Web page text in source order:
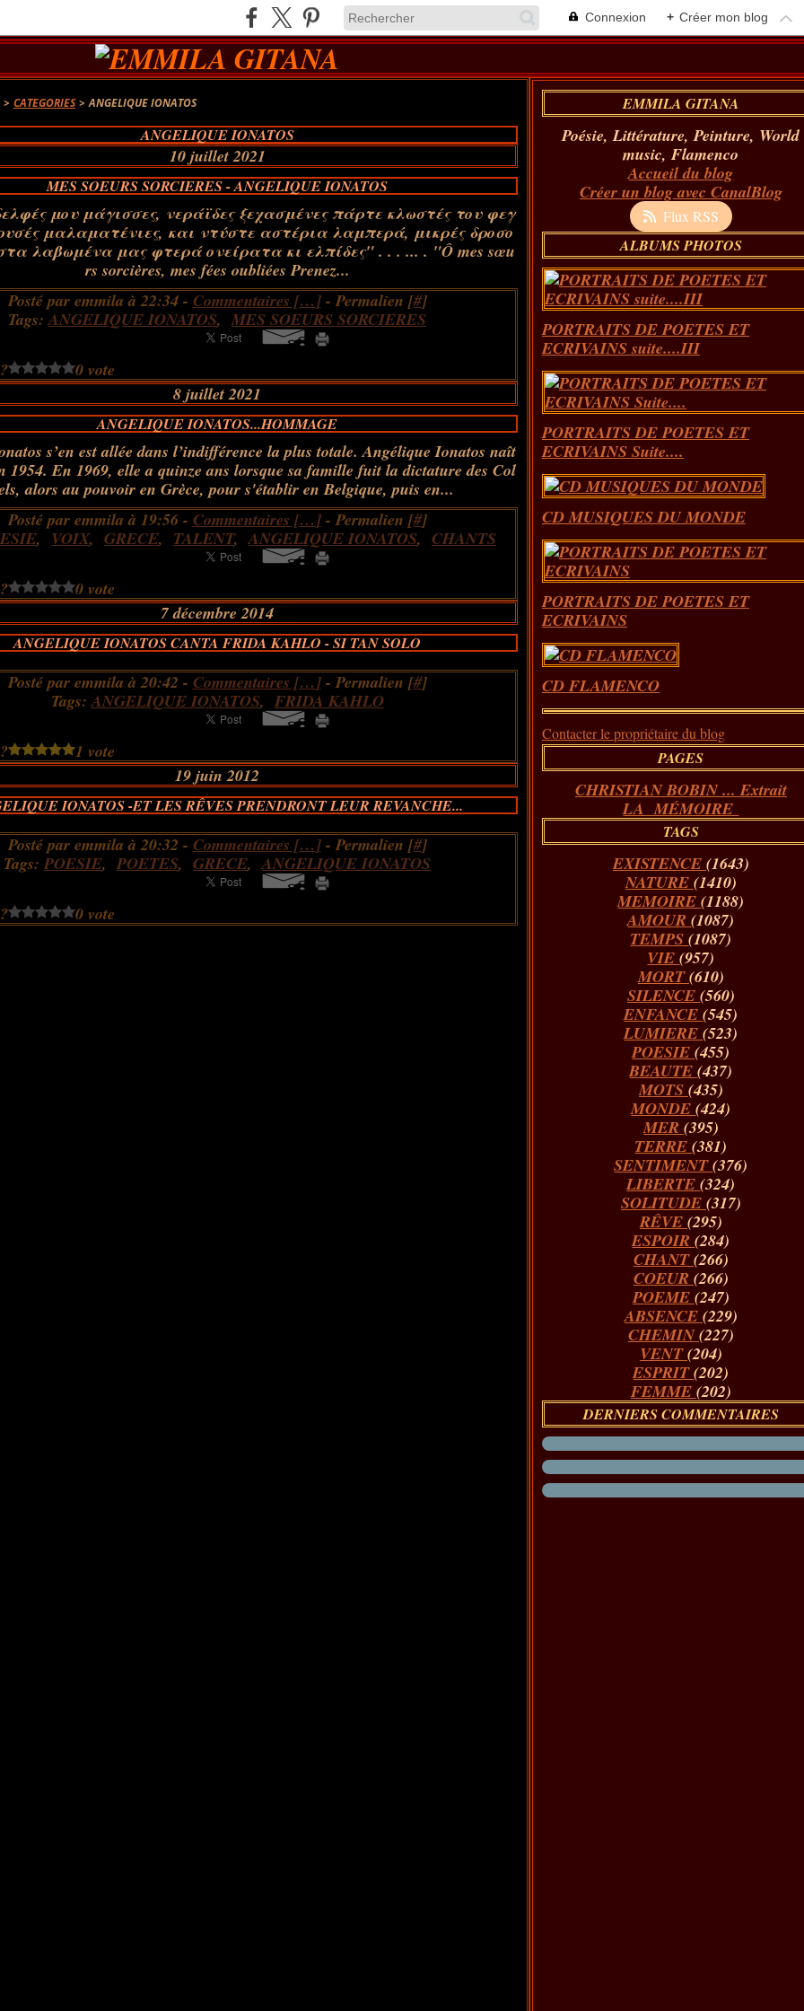
Connexion + Créer mon blog
> CATEGORIES > ANGELIQUE IONATOS
ANGELIQUE IONATOS
10 juillet 2021
MES SOEURS SORCIERES - ANGELIQUE IONATOS
μου μάγισσες, νεράϊδες ξεχασμένες πάρτε κλωστές του φεγ
μαλαματένιες, και ντύστε αστέρια λαμπερά, μικρές δροσο
λαβωμένα μας φτερά ονείρατα κι ελπίδες" . . . ... . "Ô mes sœu
rs sorcières, mes fées oubliées Prenez...
Posté par emmila à 22:34 - Commentaires […]- Permalien [#]
Tags:ANGELIQUE IONATOS, MES SOEURS SORCIERES
0 vote
8 juillet 2021
ANGELIQUE IONATOS...HOMMAGE
s’en est allée dans l’indifférence la plus totale. Angélique Ionatos naît
1954. En 1969, elle a quinze ans lorsque sa famille fuit la dictature des Col
alors au pouvoir en Grèce, pour s'établir en Belgique, puis en...
Posté par emmila à 19:56 - Commentaires […]- Permalien [#]
, VOIX, GRECE, TALENT,ANGELIQUE IONATOS, CHANTS
0 vote
7 décembre 2014
ANGELIQUE IONATOS CANTA FRIDA KAHLO - SI TAN SOLO
Posté par emmila à 20:42 - Commentaires […]- Permalien [#]
Tags:ANGELIQUE IONATOS, FRIDA KAHLO
1 vote
19 juin 2012
IONATOS -ET LES RÊVES PRENDRONT LEUR REVANCHE...
Posté par emmila à 20:32 - Commentaires […]- Permalien [#]
Tags: POESIE, POETES, GRECE,ANGELIQUE IONATOS
0 vote
EMMILA GITANA
Poésie, Littérature, Peinture, World
music, Flamenco
Accueil du blog
Créer un blog avec CanalBlog
Flux RSS
ALBUMS PHOTOS
PORTRAITS DE POETES ET
ECRIVAINS suite....III
PORTRAITS DE POETES ET
ECRIVAINS Suite....
CD MUSIQUES DU MONDE
PORTRAITS DE POETES ET
ECRIVAINS
CD FLAMENCO
Contacter le propriétaire du blog
PAGES
CHRISTIAN BOBIN ... Extrait
LA MÉMOIRE
TAGS
EXISTENCE (1643)
NATURE (1410)
MEMOIRE(1188)
AMOUR(1087)
TEMPS(1087)
VIE(957)
MORT(610)
SILENCE (560)
ENFANCE(545)
LUMIERE(523)
POESIE(455)
BEAUTE(437)
MOTS (435)
MONDE(424)
MER (395)
TERRE(381)
SENTIMENT(376)
LIBERTE(324)
SOLITUDE (317)
RÊVE (295)
ESPOIR(284)
CHANT(266)
COEUR (266)
POEME (247)
ABSENCE (229)
CHEMIN(227)
VENT(204)
ESPRIT(202)
FEMME (202)
DERNIERS COMMENTAIRES